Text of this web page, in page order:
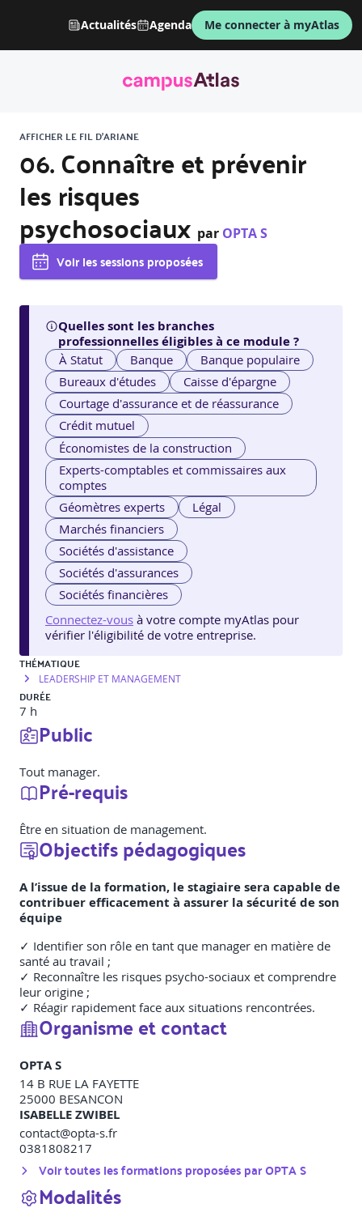
Actualités Agenda Me connecter à myAtlas
AFFICHER LE FIL D'ARIANE
06. Connaître et prévenir
les risques
psychosociaux par OPTA S
Voir les sessions proposées
Quelles sont les branches
professionnelles éligibles à ce module ?
À Statut Banque
Banque populaire
Bureaux d'études
Caisse d'épargne
Courtage d'assurance et de réassurance
Crédit mutuel
Économistes de la construction
Experts-comptables et commissaires aux
comptes
Géomètres experts
Légal
Marchés financiers
Sociétés d'assistance
Sociétés d'assurances
Sociétés financières
Connectez-vous à votre compte myAtlas pour
vérifier l'éligibilité de votre entreprise.
THÉMATIQUE
LEADERSHIP ET MANAGEMENT
DURÉE
7 h
Public
Tout manager.
Pré-requis
Être en situation de management.
Objectifs pédagogiques
A l’issue de la formation, le stagiaire sera capable de
contribuer efficacement à assurer la sécurité de son
équipe
✓ Identifier son rôle en tant que manager en matière de
santé au travail ;
✓ Reconnaître les risques psycho-sociaux et comprendre
leur origine ;
✓ Réagir rapidement face aux situations rencontrées.
Organisme et contact
OPTA S
14 B RUE LA FAYETTE
25000 BESANCON
ISABELLE ZWIBEL
contact@opta-s.fr
0381808217
Voir toutes les formations proposées parOPTA S
Modalités